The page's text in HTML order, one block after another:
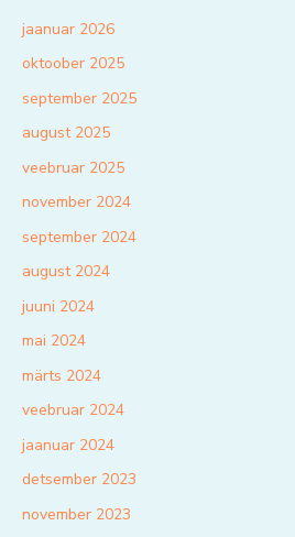
jaanuar 2026
oktoober 2025
september 2025
august 2025
veebruar 2025
november 2024
september 2024
august 2024
juuni 2024
mai 2024
märts 2024
veebruar 2024
jaanuar 2024
detsember 2023
november 2023